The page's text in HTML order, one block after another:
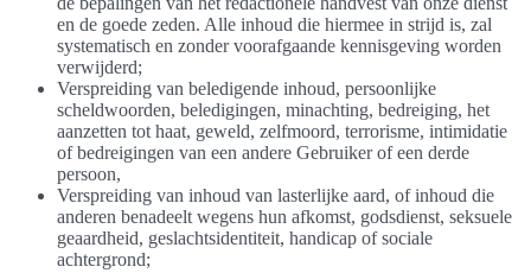
en de goede zeden. Alle inhoud die hiermee in strijd is, zal
systematisch en zonder voorafgaande kennisgeving worden
verwijderd;
Verspreiding van beledigende inhoud, persoonlijke
scheldwoorden, beledigingen, minachting, bedreiging, het
aanzetten tot haat, geweld, zelfmoord, terrorisme, intimidatie
of bedreigingen van een andere Gebruiker of een derde
persoon,
Verspreiding van inhoud van lasterlijke aard, of inhoud die
anderen benadeelt wegens hun afkomst, godsdienst, seksuele
geaardheid, geslachtsidentiteit, handicap of sociale
achtergrond;